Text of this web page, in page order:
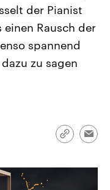
USA
Aktuelle Beiträge,
Hintergründe
Wirtschaftlich und
gehören die Vereinigten
den mächtigsten Ländern
mit großem Einfluss auf
der Pianist
Rausch der
spannend
zu sagen
Link